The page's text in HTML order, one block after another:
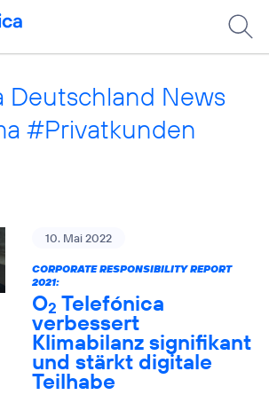
Deutschland News
#Privatkunden
10. Mai 2022
CORPORATE RESPONSIBILITY REPORT
2021:
O2 Telefónica
verbessert
Klimabilanz signifikant
und stärkt digitale
Teilhabe